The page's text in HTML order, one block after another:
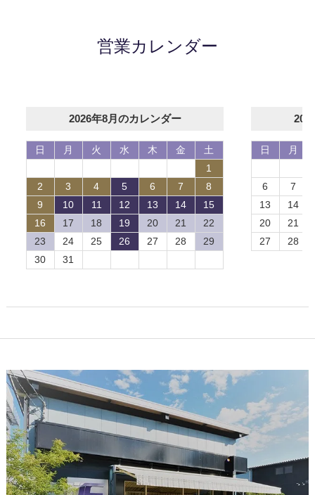
営業カレンダー
2026年8月のカレンダー
日 月 火 水 木 金
土
1
2
3 4 5 6 7
8
9
10 11 12 13 14
15
16
17 18 19 20 21
22
23
24 25 26 27 28
29
30
31
日 月
6
7
13
14
20
21
27
28